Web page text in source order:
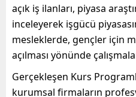
açık iş ilanları, piyasa
inceleyerek işgücü
mesleklerde, gençler için
açılması yönünde
Gerçekleşen Kurs
kurumsal firmaların